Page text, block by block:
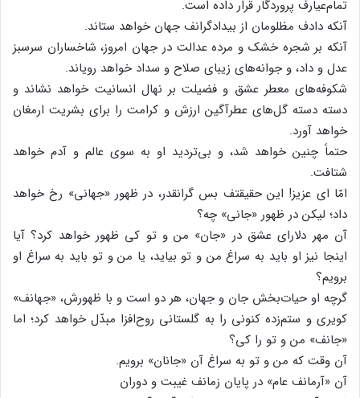
تمام‌عیارف پروردگار قرار داده‌ است‌.
آنکه‌ دادف مظلومان‌ از بیدادگرانف جهان‌ خواهد ستاند.
آنکه‌ بر شجره‌ خشک‌ و مرده‌ عدالت‌ در جهان‌ امروز، شاخساران‌ سرسبز
عدل‌ و داد، و جوانه‌های‌ زیبای‌ صلاح‌ و سداد خواهد رویاند.
شکوفه‌های‌ معطر عشق‌ و فضیلت‌ بر نهال‌ انسانیت‌ خواهد نشاند و
دسته‌ دسته‌ گل‌های‌ عطرآگین‌ ارزش‌ و کرامت‌ را برای‌ بشریت‌ ارمغان‌
خواهد آورد.
حتماً چنین‌ خواهد شد، و بی‌تردید او به‌ سوی‌ عالم‌ و آدم‌ خواهد
شتافت‌.
امّا ای‌ عزیز! این‌ حقیقتف بس‌ گرانقدر، در ظهور «جهانی‌» رخ‌ خواهد
داد؛ لیکن‌ در ظهور «جانی‌» چه‌؟
آن‌ مهر دلارای‌ عشق‌ در «جان‌» من‌ و تو کی‌ ظهور خواهد کرد؟ آیا
اینجا نیز او باید به‌ سراغ‌ من‌ و تو بیاید، یا من‌ و تو باید به‌ سراغ‌ او
برویم‌؟
گرچه‌ او حیات‌بخش‌ جان‌ و جهان‌، هر دو است‌ و با ظهورش‌، «جهانف»
کویری‌ و ستم‌زده‌ کنونی‌ را به‌ گلستانی‌ روح‌افزا مبدّل‌ خواهد کرد؛ اما
«جانف» من‌ و تو را کی‌؟
آن‌ وقت‌ که‌ من‌ و تو به‌ سراغ‌ آن‌ «جانان‌» برویم‌.
آن‌ «آرمانف عام‌» در پایان‌ زمانف غیبت‌ و دوران‌